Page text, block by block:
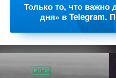
Только то, что важно
дня» в Telegram.